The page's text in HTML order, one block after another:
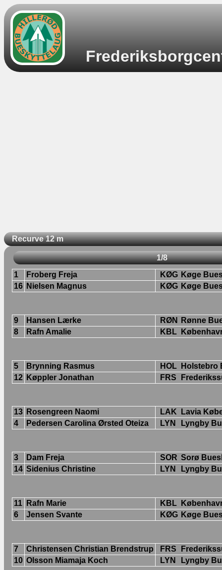
Recurve 12 m
1/8
1 Froberg Freja KØG Køge
16 Nielsen Magnus KØG Køge
9 Hansen Lærke RØN
Rønne
8
Rafn Amalie KBL
5 Brynning Rasmus HOL
Holstebro
12 Køppler Jonathan FRS
13 Rosengreen Naomi LAK
Lavia
4
Pedersen Carolina Ørsted Oteiza LYN Lyngby
3 Dam Freja SOR Sorø
14 Sidenius Christine LYN Lyngby
11 Rafn Marie KBL
6
Jensen Svante KØG Køge
7 Christensen Christian Brendstrup FRS
10 Olsson Miamaja Koch LYN Lyngby